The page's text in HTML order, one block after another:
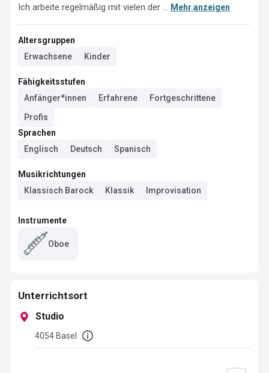
Ich arbeite regelmäßig mit vielen der ... Mehr anzeigen
Altersgruppen
Erwachsene
Kinder
Fähigkeitsstufen
Anfänger*innen
Erfahrene
Fortgeschrittene
Profis
Sprachen
Englisch
Deutsch Spanisch
Musikrichtungen
Klassisch Barock
Klassik Improvisation
Instrumente
Oboe
Unterrichtsort
Studio
4054 Basel